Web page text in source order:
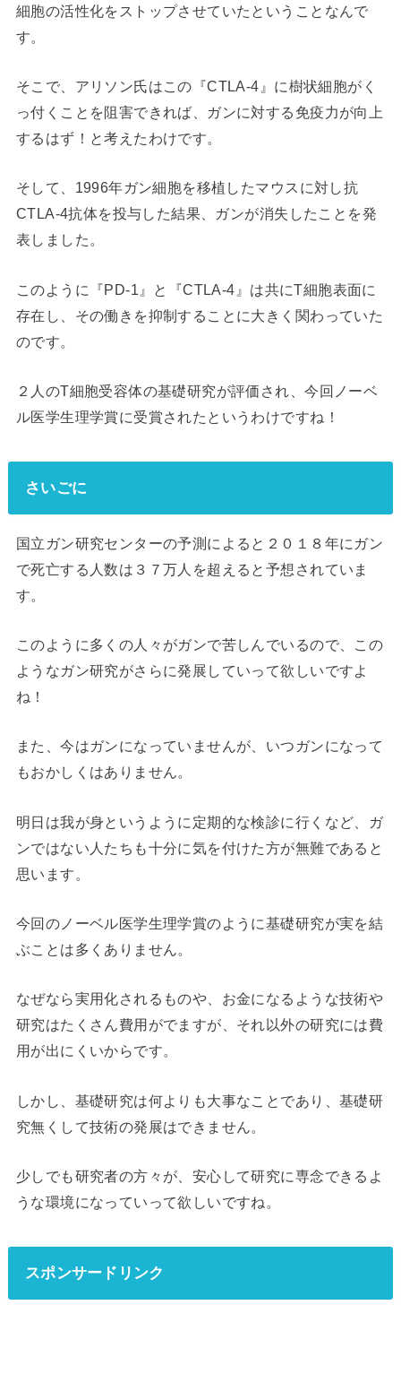
細胞の活性化をストップさせていたということなんで
す。
そこで、アリソン氏はこの『CTLA-4』に樹状細胞がく
っ付くことを阻害できれば、ガンに対する免疫力が向上
するはず！と考えたわけです。
そして、1996年ガン細胞を移植したマウスに対し抗
CTLA-4抗体を投与した結果、ガンが消失したことを発
表しました。
このように『PD-1』と『CTLA-4』は共にT細胞表面に
存在し、その働きを抑制することに大きく関わっていた
のです。
２人のT細胞受容体の基礎研究が評価され、今回ノーベ
ル医学生理学賞に受賞されたというわけですね！
さいごに
国立ガン研究センターの予測によると２０１８年にガン
で死亡する人数は３７万人を超えると予想されていま
す。
このように多くの人々がガンで苦しんでいるので、この
ようなガン研究がさらに発展していって欲しいですよ
ね！
また、今はガンになっていませんが、いつガンになって
もおかしくはありません。
明日は我が身というように定期的な検診に行くなど、ガ
ンではない人たちも十分に気を付けた方が無難であると
思います。
今回のノーベル医学生理学賞のように基礎研究が実を結
ぶことは多くありません。
なぜなら実用化されるものや、お金になるような技術や
研究はたくさん費用がでますが、それ以外の研究には費
用が出にくいからです。
しかし、基礎研究は何よりも大事なことであり、基礎研
究無くして技術の発展はできません。
少しでも研究者の方々が、安心して研究に専念できるよ
うな環境になっていって欲しいですね。
スポンサードリンク